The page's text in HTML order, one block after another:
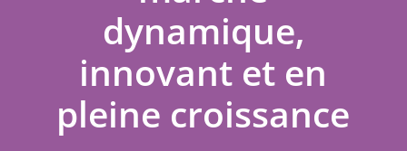
dynamique,
innovant et en
pleine croissance